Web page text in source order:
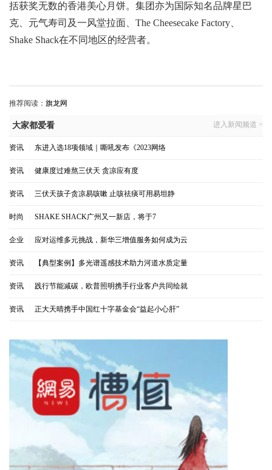
括获奖无数的香港美心月饼。集团亦为国际知名品牌星巴
克、元气寿司及一风堂拉面、The Cheesecake Factory、
Shake Shack在不同地区的经营者。
推荐阅读： 旗龙网
大家都爱看 进入新闻频道 >
资讯 东进入选18项领域｜嘶吼发布《2023网络
资讯 健康度过难熬三伏天 贪凉应有度
资讯 三伏天孩子贪凉易咳嗽 止咳祛痰可用易坦静
时尚 SHAKE SHACK广州又一新店，将于7
企业 应对运维多元挑战，新华三增值服务如何成为云
资讯 【典型案例】多光谱遥感技术助力河道水质定量
资讯 践行节能减碳，欧普照明携手行业客户共同绘就
资讯 正大天晴携手中国红十字基金会“益起小心肝”